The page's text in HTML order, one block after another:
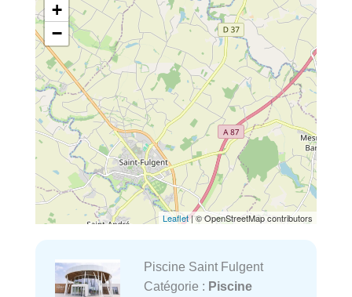
+
−
Leaflet| © OpenStreetMap contributors
Piscine Saint Fulgent
Catégorie : Piscine